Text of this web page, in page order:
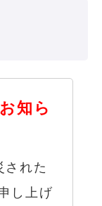
知ら
された
し上げ